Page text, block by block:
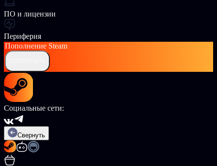
ПО и лицензии
Периферия
Пополнение Steam
Социальные сети:
Свернуть